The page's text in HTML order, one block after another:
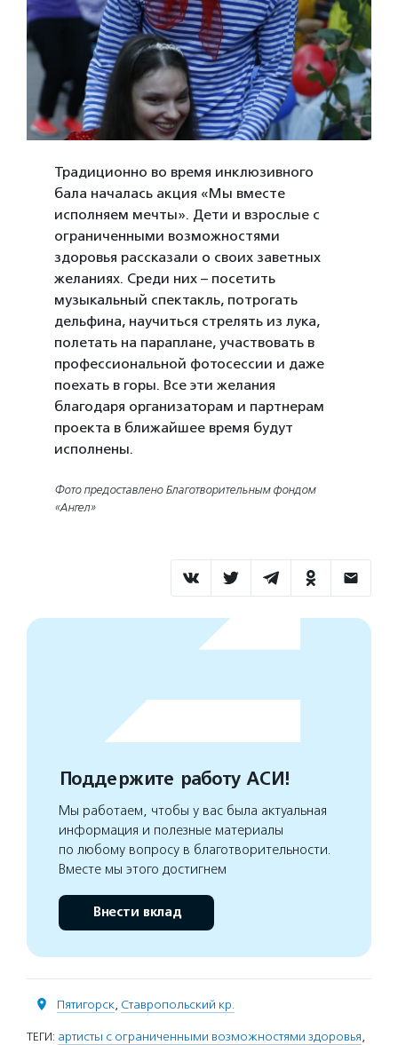
Традиционно во время инклюзивного
бала началась акция «Мы вместе
исполняем мечты». Дети и взрослые с
ограниченными возможностями
здоровья рассказали о своих заветных
желаниях. Среди них – посетить
музыкальный спектакль, потрогать
дельфина, научиться стрелять из лука,
полетать на параплане, участвовать в
профессиональной фотосессии и даже
поехать в горы. Все эти желания
благодаря организаторам и партнерам
проекта в ближайшее время будут
исполнены.
Фото предоставлено Благотворительным фондом
«Ангел»
Поддержите работу АСИ!
Мы работаем, чтобы у вас была актуальная
информация и полезные материалы
по любому вопросу в благотворительности.
Вместе мы этого достигнем
Внести вклад
Пятигорск, Ставропольский кр.
ТЕГИ: артисты с ограниченными возможностями здоровья,